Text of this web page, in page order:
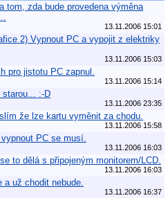
tom, zda bude provedena výměna
13.11.2006 15:01
2) Vypnout PC a vypojit z elektriky
13.11.2006 15:03
pro jistotu PC zapnul.
13.11.2006 15:14
starou... :-D
13.11.2006 23:35
že lze kartu vyměnit za chodu.
13.11.2006 15:58
PC se musí.
13.11.2006 16:03
to dělá s připojeným monitorem/LCD.
13.11.2006 16:03
už chodit nebude.
13.11.2006 16:37